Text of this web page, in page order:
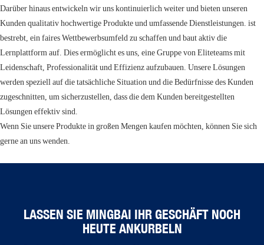
Darüber hinaus entwickeln wir uns kontinuierlich weiter und bieten unseren
Kunden qualitativ hochwertige Produkte und umfassende Dienstleistungen. ist
bestrebt, ein faires Wettbewerbsumfeld zu schaffen und baut aktiv die
Lernplattform auf. Dies ermöglicht es uns, eine Gruppe von Eliteteams mit
Leidenschaft, Professionalität und Effizienz aufzubauen. Unsere Lösungen
werden speziell auf die tatsächliche Situation und die Bedürfnisse des Kunden
zugeschnitten, um sicherzustellen, dass die dem Kunden bereitgestellten
Lösungen effektiv sind.
Wenn Sie unsere Produkte in großen Mengen kaufen möchten, können Sie sich
gerne an uns wenden.
LASSEN SIE MINGBAI IHR GESCHÄFT NOCH
HEUTE ANKURBELN